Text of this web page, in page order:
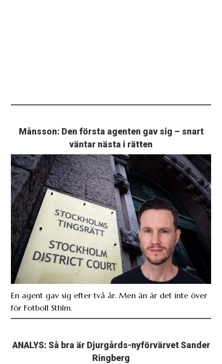
Månsson: Den första agenten gav sig – snart
väntar nästa i rätten
En agent gav sig efter två år. Men än är det inte över
för Fotboll Sthlm.
ANALYS: Så bra är Djurgårds-nyförvärvet Sander
Ringberg